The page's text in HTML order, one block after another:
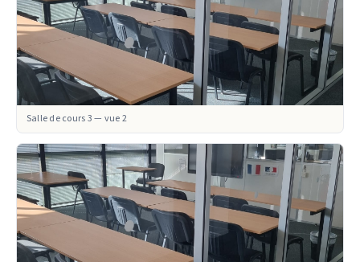
Salle de cours 3 — vue 2